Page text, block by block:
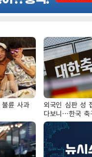
륜 사과
외국인 심판 성
다보니…한국